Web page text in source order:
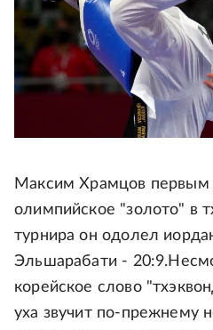
Максим Храмцов первым
олимпийское "золото" в
турнира он одолел
Эльшарабати -
корейское слово
уха звучит по-прежнему